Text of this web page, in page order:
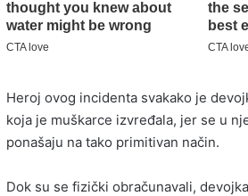
Heroj ovog incidenta svakako je
koja je muškarce izvređala, jer se u
ponašaju na tako primitivan način.
Dok su se fizički obračunavali,